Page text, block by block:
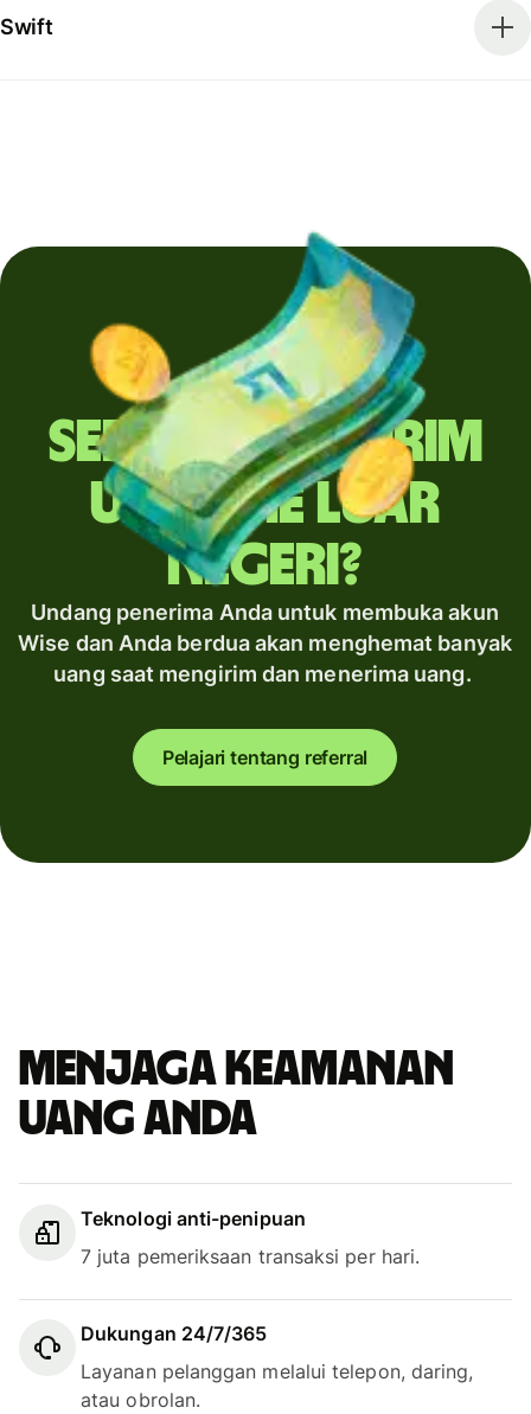
Swift
Sering mengirim
uang ke luar
negeri?
Undang penerima Anda untuk membuka akun
Wise dan Anda berdua akan menghemat banyak
uang saat mengirim dan menerima uang.
Pelajari tentang referral
Menjaga keamanan
uang Anda
Teknologi anti-penipuan
7 juta pemeriksaan transaksi per hari.
Dukungan 24/7/365
Layanan pelanggan melalui telepon, daring,
atau obrolan.